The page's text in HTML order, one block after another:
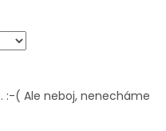
:-( Ale neboj, nenecháme